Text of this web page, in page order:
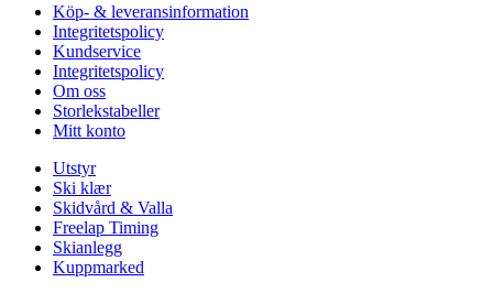
Köp- & leveransinformation
Integritetspolicy
Kundservice
Integritetspolicy
Om oss
Storlekstabeller
Mitt konto
Utstyr
Ski klær
Skidvård & Valla
Freelap Timing
Skianlegg
Kuppmarked